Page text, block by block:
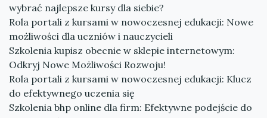
wybrać najlepsze kursy dla siebie?
Rola portali z kursami w nowoczesnej edukacji: Nowe
możliwości dla uczniów i nauczycieli
Szkolenia kupisz obecnie w sklepie internetowym:
Odkryj Nowe Możliwości Rozwoju!
Rola portali z kursami w nowoczesnej edukacji: Klucz
do efektywnego uczenia się
Szkolenia bhp online dla firm: Efektywne podejście do